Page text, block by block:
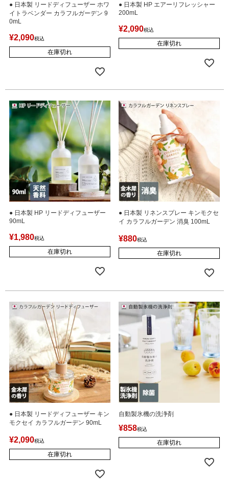
● 日本製 リードディフューザー ホワ
イトラベンダー カラフルガーデン 9
0mL
¥2,090税込
在庫切れ
● 日本製 HP エアーリフレッシャー
200mL
¥2,090税込
在庫切れ
● 日本製 HP リードディフューザー
90mL
¥1,980税込
在庫切れ
● 日本製 リネンスプレー キンモクセ
イ カラフルガーデン 消臭 100mL
¥880税込
在庫切れ
● 日本製 リードディフューザー キン
モクセイ カラフルガーデン 90mL
¥2,090税込
在庫切れ
自動製氷機の洗浄剤
¥858税込
在庫切れ